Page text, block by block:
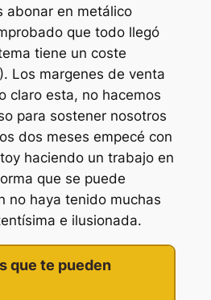
abonar en metálico
que todo llegó
tiene un coste
Los margenes de venta
claro esta, no hacemos
para sostener nosotros
dos meses empecé con
haciendo un trabajo en
que se puede
no haya tenido muchas
e ilusionada.
que te pueden